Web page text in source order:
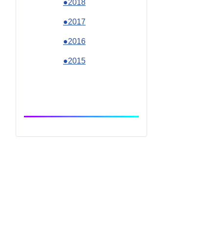
●2018
●2017
●2016
●2015